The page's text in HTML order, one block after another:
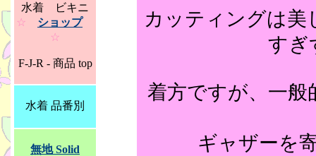
カッティングは美
すぎ
着方ですが、一
ギャザーを
水着 ビキニ
☆
ショップ
☆
F-J-R - 商品 top
水着 品番別
無地 Solid